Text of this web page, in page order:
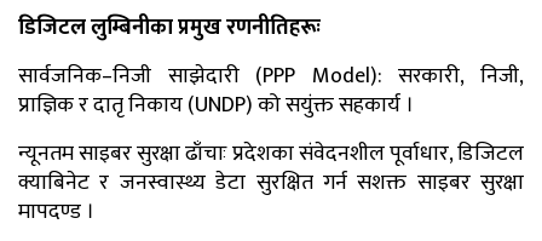
डिजिटल लुम्बिनीका प्रमुख रणनीतिहरूः
सार्वजनिक–निजी साझेदारी (PPP Model): सरकारी, निजी,
प्राज्ञिक र दातृ निकाय (UNDP) को सयुंक्त सहकार्य ।
न्यूनतम साइबर सुरक्षा ढाँचाः प्रदेशका संवेदनशील पूर्वाधार, डिजिटल
क्याबिनेट र जनस्वास्थ्य डेटा सुरक्षित गर्न सशक्त साइबर सुरक्षा
मापदण्ड ।